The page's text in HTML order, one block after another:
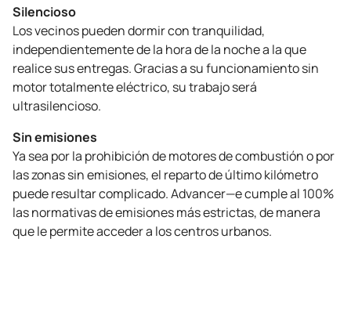
Silencioso
Los vecinos pueden dormir con tranquilidad,
independientemente de la hora de la noche a la que
realice sus entregas. Gracias a su funcionamiento sin
motor totalmente eléctrico, su trabajo será
ultrasilencioso.
Sin emisiones
Ya sea por la prohibición de motores de combustión o por
las zonas sin emisiones, el reparto de último kilómetro
puede resultar complicado. Advancer—e cumple al 100%
las normativas de emisiones más estrictas, de manera
que le permite acceder a los centros urbanos.